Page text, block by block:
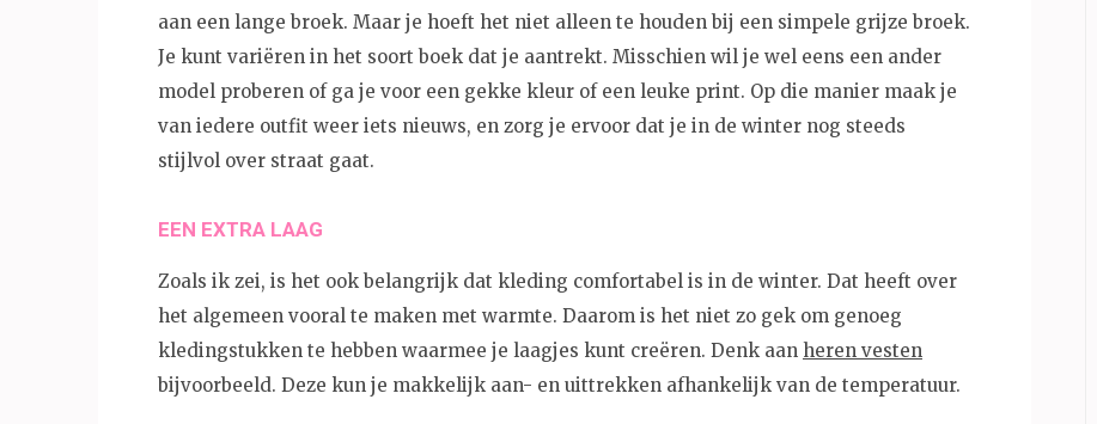
aan een lange broek. Maar je hoeft het niet alleen te houden bij een simpele grijze broek.
Je kunt variëren in het soort boek dat je aantrekt. Misschien wil je wel eens een ander
model proberen of ga je voor een gekke kleur of een leuke print. Op die manier maak je
van iedere outfit weer iets nieuws, en zorg je ervoor dat je in de winter nog steeds
stijlvol over straat gaat.
EEN EXTRA LAAG
Zoals ik zei, is het ook belangrijk dat kleding comfortabel is in de winter. Dat heeft over
het algemeen vooral te maken met warmte. Daarom is het niet zo gek om genoeg
kledingstukken te hebben waarmee je laagjes kunt creëren. Denk aan heren vesten
bijvoorbeeld. Deze kun je makkelijk aan- en uittrekken afhankelijk van de temperatuur.